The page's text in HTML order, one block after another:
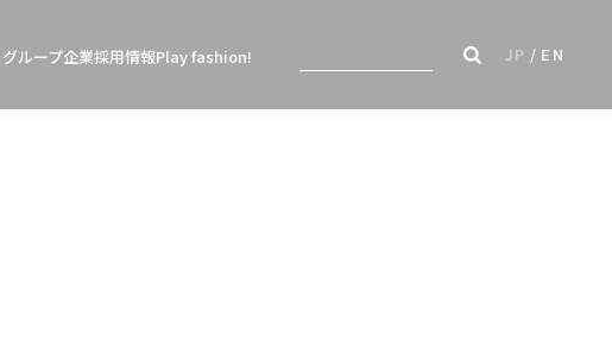
グループ企業採用情報Play fashion! JP EN